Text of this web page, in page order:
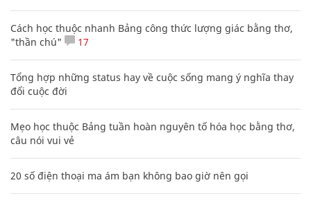
Cách học thuộc nhanh Bảng công thức lượng giác bằng thơ,
"thần chú"
17
Tổng hợp những status hay về cuộc sống mang ý nghĩa thay
đổi cuộc đời
Mẹo học thuộc Bảng tuần hoàn nguyên tố hóa học bằng thơ,
câu nói vui vẻ
20 số điện thoại ma ám bạn không bao giờ nên gọi